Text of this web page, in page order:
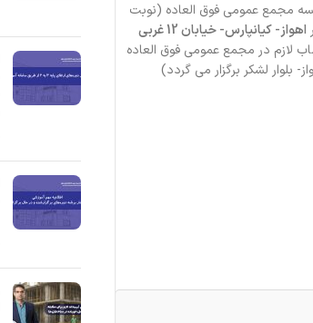
مجمع عمومی فوق العاده (نوبت
اهواز- کیانپارس- خیابان 12 غربی
لازم در مجمع عمومی فوق العاده
بلوار لشکر برگزار می گردد)